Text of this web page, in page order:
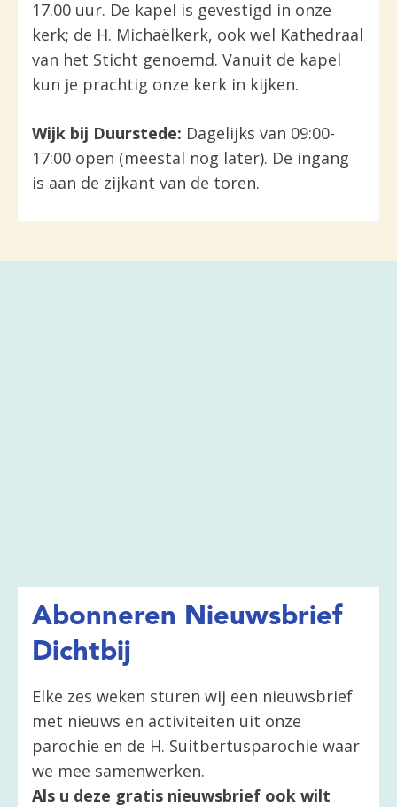
17.00 uur. De kapel is gevestigd in onze
kerk; de H. Michaëlkerk, ook wel Kathedraal
van het Sticht genoemd. Vanuit de kapel
kun je prachtig onze kerk in kijken.
Wijk bij Duurstede: Dagelijks van 09:00-
17:00 open (meestal nog later). De ingang
is aan de zijkant van de toren.
Abonneren Nieuwsbrief
Dichtbij
Elke zes weken sturen wij een nieuwsbrief
met nieuws en activiteiten uit onze
parochie en de H. Suitbertusparochie waar
we mee samenwerken.
Als u deze gratis nieuwsbrief ook wilt